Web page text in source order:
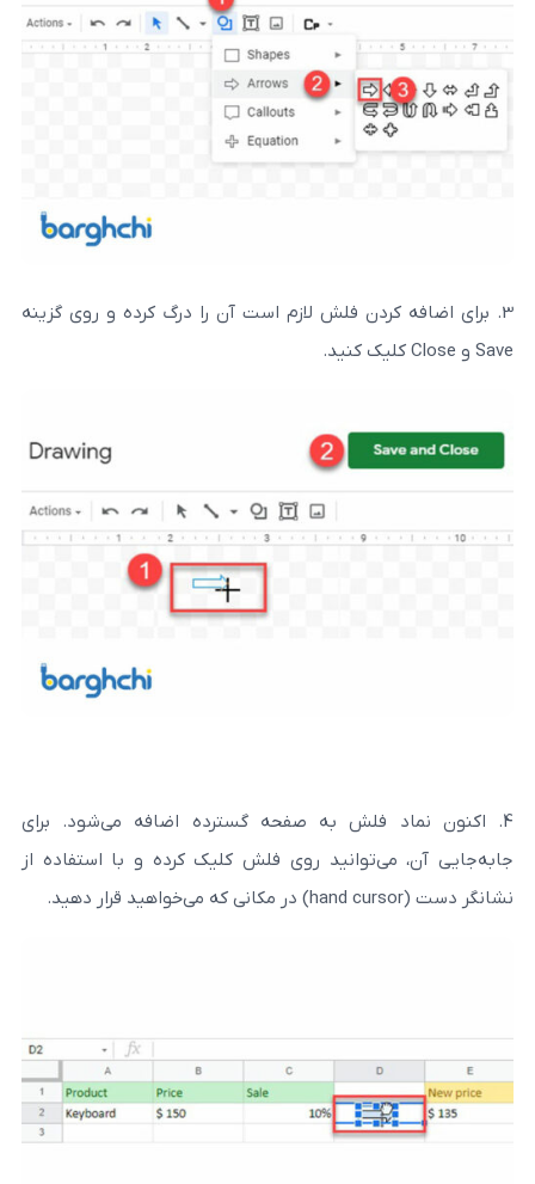
فلش لازم است آن را درگ کرده و روی گزینه
فلش به صفحه گسترده اضافه می‌شود. برای
روی فلش کلیک کرده و با استفاده از